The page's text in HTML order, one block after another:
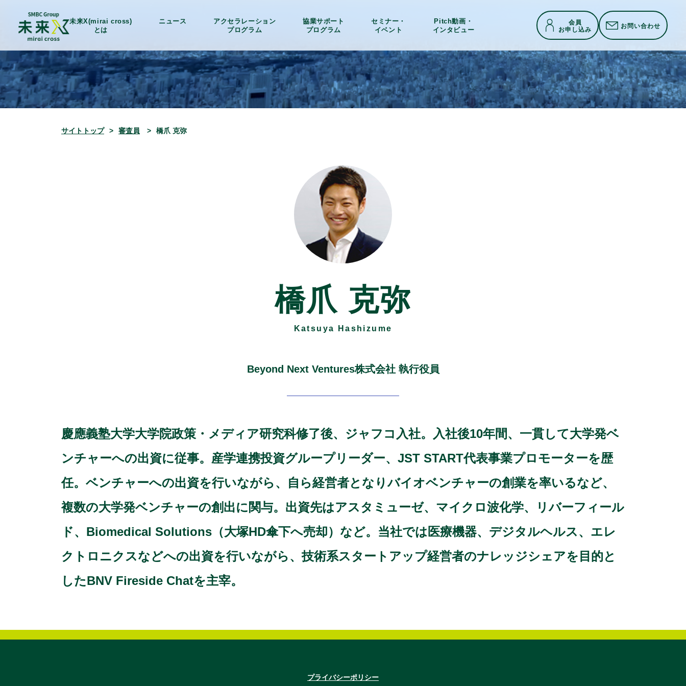
未来X(mirai cross)
とは
ニュース
アクセラレーション
プログラム
協業サポート
プログラム
セミナー・
イベント
Pitch動画・
インタビュー
会員
お申し込み お問い合わせ
サイトトップ 審査員 橋爪 克弥
橋爪 克弥
Katsuya Hashizume
Beyond Next Ventures株式会社 執行役員
慶應義塾大学大学院政策・メディア研究科修了後、ジャフコ入社。入社後10年間、一貫して大学発ベ
ンチャーへの出資に従事。産学連携投資グループリーダー、JST START代表事業プロモーターを歴
任。ベンチャーへの出資を行いながら、自ら経営者となりバイオベンチャーの創業を率いるなど、
複数の大学発ベンチャーの創出に関与。出資先はアスタミューゼ、マイクロ波化学、リバーフィール
ド、Biomedical Solutions（大塚HD傘下へ売却）など。当社では医療機器、デジタルヘルス、エレ
クトロニクスなどへの出資を行いながら、技術系スタートアップ経営者のナレッジシェアを目的と
したBNV Fireside Chatを主宰。
プライバシーポリシー